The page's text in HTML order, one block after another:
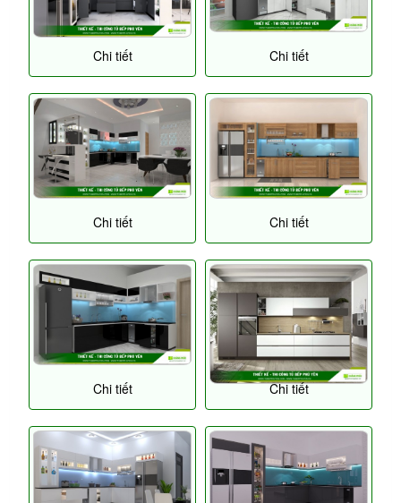
Chi tiết Chi tiết
Chi tiết Chi tiết
Chi tiết Chi tiết